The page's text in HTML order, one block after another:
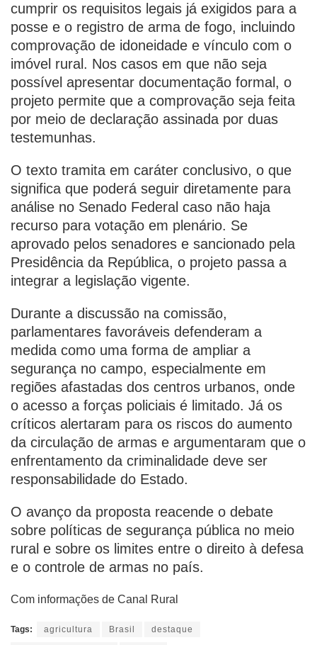
cumprir os requisitos legais já exigidos para a
posse e o registro de arma de fogo, incluindo
comprovação de idoneidade e vínculo com o
imóvel rural. Nos casos em que não seja
possível apresentar documentação formal, o
projeto permite que a comprovação seja feita
por meio de declaração assinada por duas
testemunhas.
O texto tramita em caráter conclusivo, o que
significa que poderá seguir diretamente para
análise no Senado Federal caso não haja
recurso para votação em plenário. Se
aprovado pelos senadores e sancionado pela
Presidência da República, o projeto passa a
integrar a legislação vigente.
Durante a discussão na comissão,
parlamentares favoráveis defenderam a
medida como uma forma de ampliar a
segurança no campo, especialmente em
regiões afastadas dos centros urbanos, onde
o acesso a forças policiais é limitado. Já os
críticos alertaram para os riscos do aumento
da circulação de armas e argumentaram que o
enfrentamento da criminalidade deve ser
responsabilidade do Estado.
O avanço da proposta reacende o debate
sobre políticas de segurança pública no meio
rural e sobre os limites entre o direito à defesa
e o controle de armas no país.
Com informações de Canal Rural
Tags: agricultura Brasil destaque